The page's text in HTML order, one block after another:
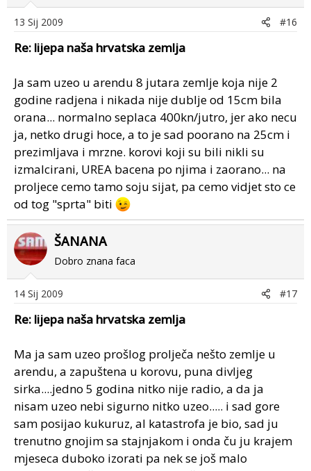
13 Sij 2009 #16
Re: lijepa naša hrvatska zemlja
Ja sam uzeo u arendu 8 jutara zemlje koja nije 2
godine radjena i nikada nije dublje od 15cm bila
orana... normalno seplaca 400kn/jutro, jer ako necu
ja, netko drugi hoce, a to je sad poorano na 25cm i
prezimljava i mrzne. korovi koji su bili nikli su
izmalcirani, UREA bacena po njima i zaorano... na
proljece cemo tamo soju sijat, pa cemo vidjet sto ce
od tog "sprta" biti
ŠANANA
Dobro znana faca
14 Sij 2009 #17
Re: lijepa naša hrvatska zemlja
Ma ja sam uzeo prošlog prolječa nešto zemlje u
arendu, a zapuštena u korovu, puna divljeg
sirka....jedno 5 godina nitko nije radio, a da ja
nisam uzeo nebi sigurno nitko uzeo..... i sad gore
sam posijao kukuruz, al katastrofa je bio, sad ju
trenutno gnojim sa stajnjakom i onda ču ju krajem
mjeseca duboko izorati pa nek se još malo